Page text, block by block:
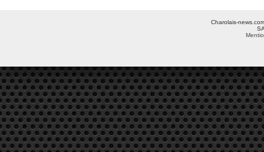
Charolais-